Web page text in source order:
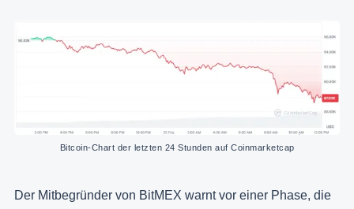
Bitcoin-Chart der letzten 24 Stunden auf Coinmarketcap
Der Mitbegründer von BitMEX warnt vor einer Phase, die